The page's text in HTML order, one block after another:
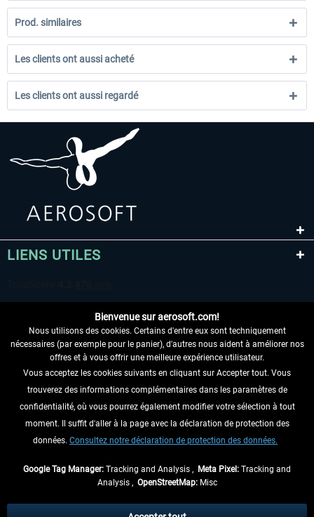
Prod. similaires
Les clients ont aussi acheté
Les clients ont aussi regardé
LIENS UTILES
RENONCER AU CONTRAT ICI
INFORMATIONS
NE MANQUEZ PAS LES DERNIÈRES
échéant, frais de remboursement, si aucune description contraire.
Bienvenue sur aerosoft.com!
Nous utilisons des cookies. Certains d'entre eux sont techniquement
nécessaires (par exemple pour le panier), d'autres nous aident à améliorer nos
offres et à vous offrir une meilleure expérience utilisateur.
Vous acceptez les cookies suivants en cliquant sur Accepter tout. Vous
trouverez des informations complémentaires dans les paramètres de
confidentialité, où vous pourrez également modifier votre sélection à tout
moment. Il suffit d'aller à la page avec la déclaration de protection des
données. Consultez notre déclaration de protection des données.
Google Tag Manager: Tracking and Analysis , Meta Pixel: Tracking and
Analysis , OpenStreetMap:Misc